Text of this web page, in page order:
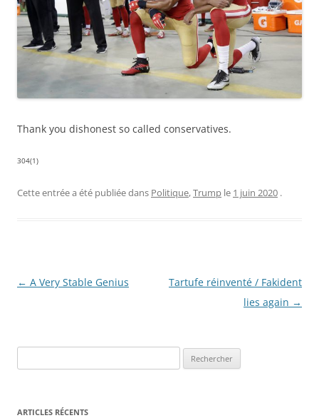
Thank you dishonest so called conservatives.
304(1)
Cette entrée a été publiée dans Politique,Trump le 1 juin 2020 .
Navigation
← A Very Stable Genius
Tartufe réinventé / Fakident
lies again →
e
ARTICLES RÉCENTS